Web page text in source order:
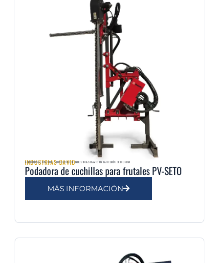
INDUSTRIAS DAVID
AGRIMULSA | DISTRIBUIDOR OFICIAL DE INDUSTRIAS DAVID EN LA REGIÓN DE MURCIA
Podadora de cuchillas para frutales PV-SETO
MÁS INFORMACIÓN